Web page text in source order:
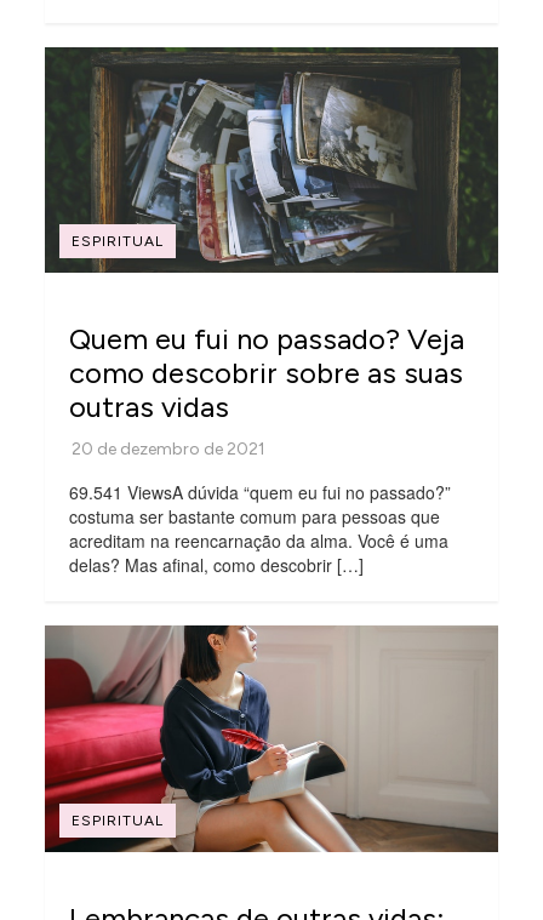
ESPIRITUAL
Quem eu fui no passado? Veja
como descobrir sobre as suas
outras vidas
69.541 ViewsA dúvida “quem eu fui no passado?”
costuma ser bastante comum para pessoas que
acreditam na reencarnação da alma. Você é uma
delas? Mas afinal, como descobrir […]
ESPIRITUAL